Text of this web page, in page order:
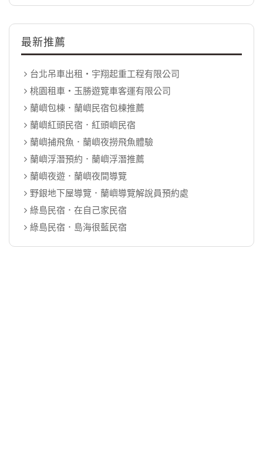
最新推薦
台北吊車出租‧宇翔起重工程有限公司
桃園租車‧玉勝遊覽車客運有限公司
蘭嶼包棟．蘭嶼民宿包棟推薦
蘭嶼紅頭民宿．紅頭嶼民宿
蘭嶼捕飛魚．蘭嶼夜撈飛魚體驗
蘭嶼浮潛預約．蘭嶼浮潛推薦
蘭嶼夜遊．蘭嶼夜間導覽
野銀地下屋導覽．蘭嶼導覽解說員預約處
綠島民宿．在自己家民宿
綠島民宿．島海很藍民宿